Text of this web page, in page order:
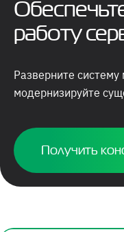
работу
Разверните систему
модернизируйте
Получить